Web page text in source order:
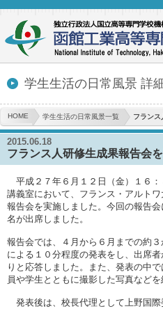
学生生活の日常風景 詳
HOME 学生生活の日常風景一覧 フランス
2015.06.18
フランス人研修生成果報告会
平成２７年６月１２日（金）１６
講義室において、フランス・アルト
報告会を実施しました。今回の報告
名が出席しました。
報告会では、４月から６月までの約
による１０分程度の発表をし、出席
りと応答しました。また、発表の中
員や学生とともに撮影した写真などを
発表後は、校長代理として上野国